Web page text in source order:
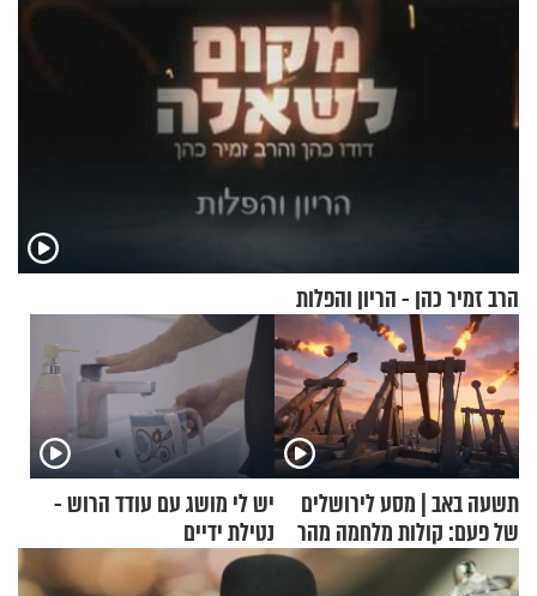
הרב זמיר כהן - הריון והפלות
תשעה באב | מסע לירושלים
של פעם: קולות מלחמה מהר
הזיתים
יש לי מושג עם עודד הרוש -
נטילת ידיים